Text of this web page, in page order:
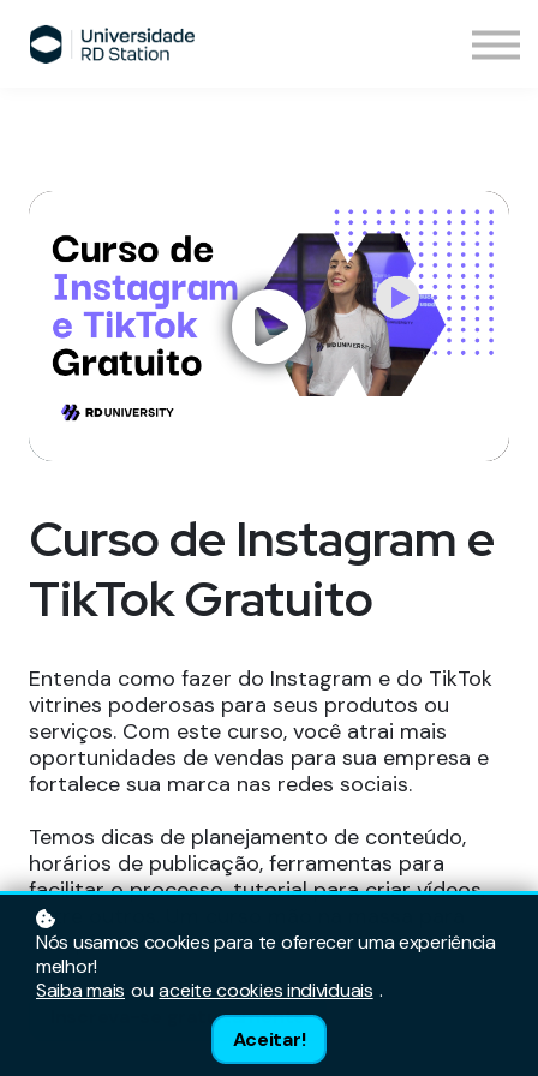
Assinatura de cursos
Curso de Instagram e
TikTok Gratuito
Entenda como fazer do Instagram e do TikTok
vitrines poderosas para seus produtos ou
serviços. Com este curso, você atrai mais
oportunidades de vendas para sua empresa e
fortalece sua marca nas redes sociais.
Temos dicas de planejamento de conteúdo,
horários de publicação, ferramentas para
facilitar o processo, tutorial para criar vídeos,
entre outros. Um curso mão na massa para
conquistar bons resultados!
Inscreva-se gratuitamente
Nós usamos cookies para te oferecer uma experiência
melhor!
Saiba mais ou aceite cookies individuais .
Aceitar!